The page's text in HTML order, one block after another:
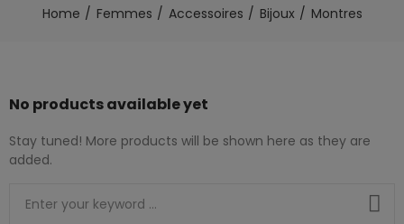
Home Femmes Accessoires Bijoux Montres
No products available yet
Stay tuned! More products will be shown here as they are
added.